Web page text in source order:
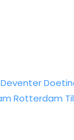
Deventer
Rotterdam